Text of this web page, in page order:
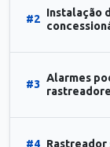
#2
Instalação
#3
Alarmes
#4 Rastreador